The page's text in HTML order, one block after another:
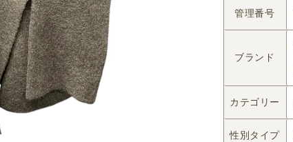
き
ま
管理番号
ブランド
カテゴリー
性別タイプ